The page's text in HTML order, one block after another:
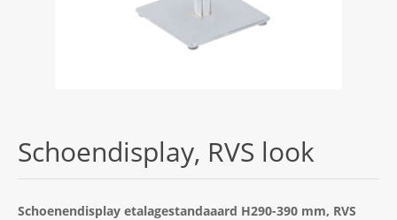
Schoendisplay, RVS look
Schoenendisplay etalagestandaaard H290-390 mm, RVS